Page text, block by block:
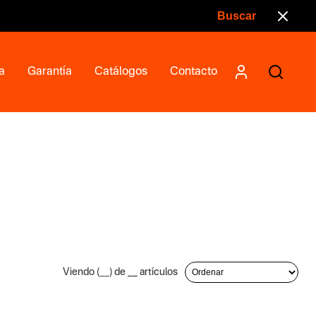
Garantía Catálogos Contacto
Viendo ( ) de artículos